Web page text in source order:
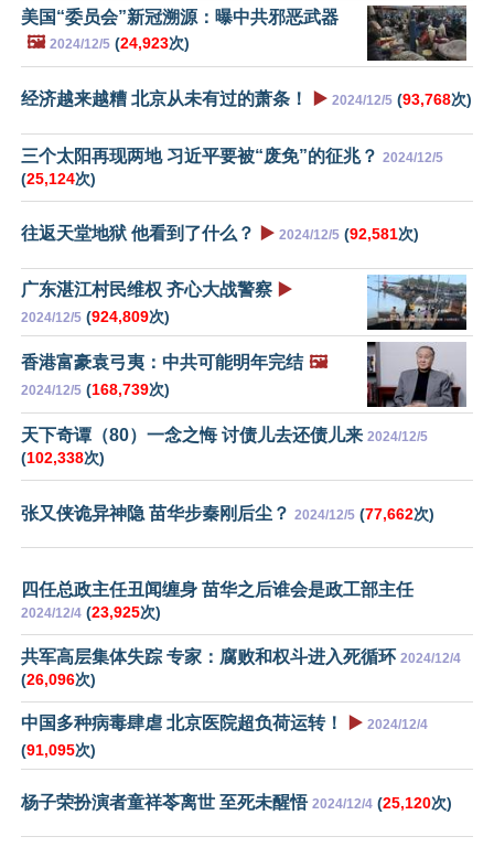
美国“委员会”新冠溯源：曝中共邪恶武器
🖼️ 2024/12/5 (24,923次)
经济越来越糟 北京从未有过的萧条！ ▶️ 2024/12/5 (93,768次)
三个太阳再现两地 习近平要被“废免”的征兆？ 2024/12/5
(25,124次)
往返天堂地狱 他看到了什么？ ▶️ 2024/12/5 (92,581次)
广东湛江村民维权 齐心大战警察 ▶️
2024/12/5 (924,809次)
香港富豪袁弓夷：中共可能明年完结 🖼️
2024/12/5 (168,739次)
天下奇谭（80）一念之悔 讨债儿去还债儿来 2024/12/5
(102,338次)
张又侠诡异神隐 苗华步秦刚后尘？ 2024/12/5 (77,662次)
四任总政主任丑闻缠身 苗华之后谁会是政工部主任
2024/12/4 (23,925次)
共军高层集体失踪 专家：腐败和权斗进入死循环 2024/12/4
(26,096次)
中国多种病毒肆虐 北京医院超负荷运转！ ▶️ 2024/12/4
(91,095次)
杨子荣扮演者童祥苓离世 至死未醒悟 2024/12/4 (25,120次)